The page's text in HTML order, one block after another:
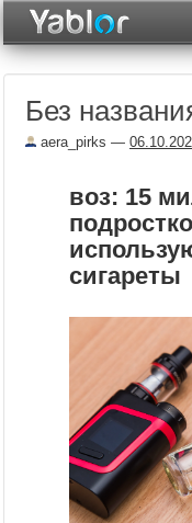
Без
aera_pirks —
воз: 15
сигареты